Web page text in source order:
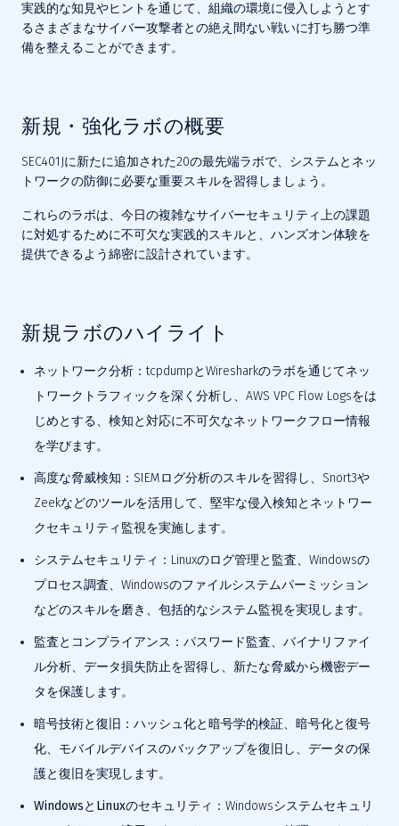
実践的な知見やヒントを通じて、組織の環境に侵入しようとす
るさまざまなサイバー攻撃者との絶え間ない戦いに打ち勝つ準
備を整えることができます。
新規・強化ラボの概要
SEC401Jに新たに追加された20の最先端ラボで、システムとネッ
トワークの防御に必要な重要スキルを習得しましょう。
これらのラボは、今日の複雑なサイバーセキュリティ上の課題
に対処するために不可欠な実践的スキルと、ハンズオン体験を
提供できるよう綿密に設計されています。
新規ラボのハイライト
ネットワーク分析：tcpdumpとWiresharkのラボを通じてネッ
トワークトラフィックを深く分析し、AWS VPC Flow Logsをは
じめとする、検知と対応に不可欠なネットワークフロー情報
を学びます。
高度な脅威検知： SIEMログ分析のスキルを習得し、Snort3や
Zeekなどのツールを活用して、堅牢な侵入検知とネットワー
クセキュリティ監視を実施します。
システムセキュリティ： Linuxのログ管理と監査、Windowsの
プロセス調査、Windowsのファイルシステムパーミッション
などのスキルを磨き、包括的なシステム監視を実現します。
監査とコンプライアンス： パスワード監査、バイナリファイ
ル分析、データ損失防止を習得し、新たな脅威から機密デー
タを保護します。
暗号技術と復旧： ハッシュ化と暗号学的検証、暗号化と復号
化、モバイルデバイスのバックアップを復旧し、データの保
護と復旧を実現します。
WindowsとLinuxのセキュリティ： Windowsシステムセキュリ